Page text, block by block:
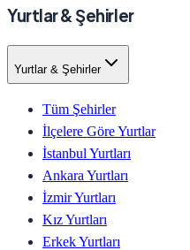
Yurtlar & Şehirler
Yurtlar & Şehirler
Tüm Şehirler
İlçelere Göre Yurtlar
İstanbul Yurtları
Ankara Yurtları
İzmir Yurtları
Kız Yurtları
Erkek Yurtları